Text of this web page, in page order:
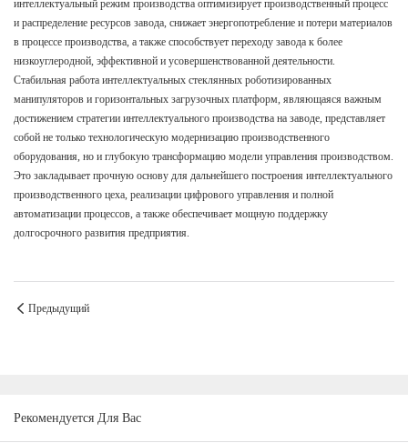
интеллектуальный режим производства оптимизирует производственный процесс
и распределение ресурсов завода, снижает энергопотребление и потери материалов
в процессе производства, а также способствует переходу завода к более
низкоуглеродной, эффективной и усовершенствованной деятельности.
Стабильная работа интеллектуальных стеклянных роботизированных
манипуляторов и горизонтальных загрузочных платформ, являющаяся важным
достижением стратегии интеллектуального производства на заводе, представляет
собой не только технологическую модернизацию производственного
оборудования, но и глубокую трансформацию модели управления производством.
Это закладывает прочную основу для дальнейшего построения интеллектуального
производственного цеха, реализации цифрового управления и полной
автоматизации процессов, а также обеспечивает мощную поддержку
долгосрочного развития предприятия.
Предыдущий
Рекомендуется Для Вас